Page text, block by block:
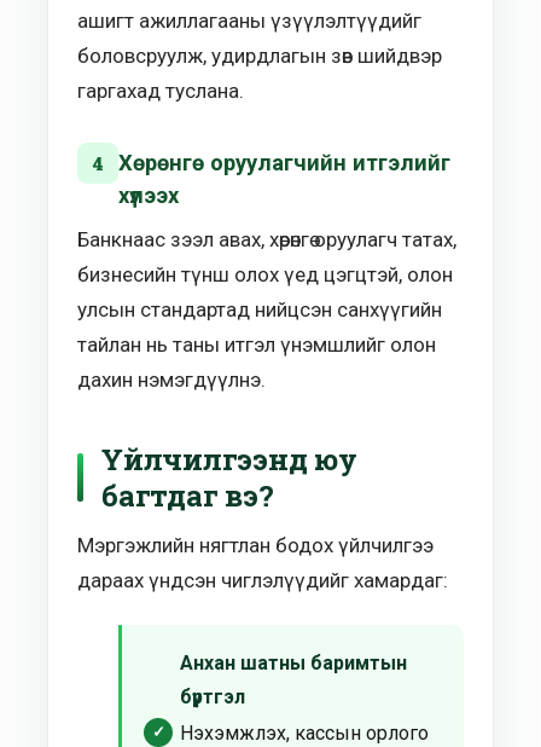
ашигт ажиллагааны үзүүлэлтүүдийг
боловсруулж, удирдлагын зөв шийдвэр
гаргахад туслана.
4
Хөрөнгө оруулагчийн итгэлийг
хүлээх
Банкнаас зээл авах, хөрөнгө оруулагч татах,
бизнесийн түнш олох үед цэгцтэй, олон
улсын стандартад нийцсэн санхүүгийн
тайлан нь таны итгэл үнэмшлийг олон
дахин нэмэгдүүлнэ.
Үйлчилгээнд юу
багтдаг вэ?
Мэргэжлийн нягтлан бодох үйлчилгээ
дараах үндсэн чиглэлүүдийг хамардаг:
Анхан шатны баримтын
бүртгэл
Нэхэмжлэх, кассын орлого